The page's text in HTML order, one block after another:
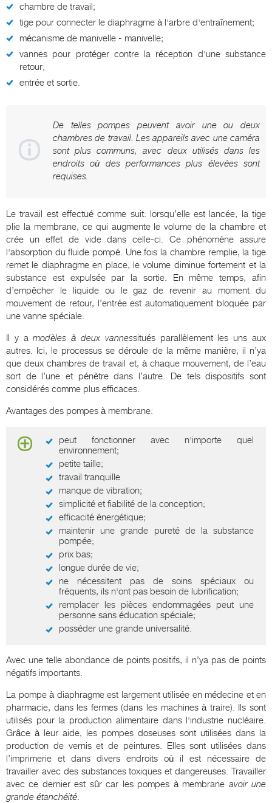
chambre de travail;
tige pour connecter le diaphragme à l'arbre d'entraînement;
mécanisme de manivelle - manivelle;
vannes pour protéger contre la réception d'une substance
retour;
entrée et sortie.
De telles pompes peuvent avoir une ou deux
chambres de travail. Les appareils avec une caméra
sont plus communs, avec deux utilisés dans les
endroits où des performances plus élevées sont
requises.
Le travail est effectué comme suit: lorsqu’elle est lancée, la tige
plie la membrane, ce qui augmente le volume de la chambre et
crée un effet de vide dans celle-ci. Ce phénomène assure
l'absorption du fluide pompé. Une fois la chambre remplie, la tige
remet le diaphragme en place, le volume diminue fortement et la
substance est expulsée par la sortie. En même temps, afin
d’empêcher le liquide ou le gaz de revenir au moment du
mouvement de retour, l’entrée est automatiquement bloquée par
une vanne spéciale.
Il y amodèles à deux vannessitués parallèlement les uns aux
autres. Ici, le processus se déroule de la même manière, il n’ya
que deux chambres de travail et, à chaque mouvement, de l’eau
sort de l’une et pénètre dans l’autre. De tels dispositifs sont
considérés comme plus efficaces.
Avantages des pompes à membrane:
peut fonctionner avec n'importe quel
environnement;
petite taille;
travail tranquille
manque de vibration;
simplicité et fiabilité de la conception;
efficacité énergétique;
maintenir une grande pureté de la substance
pompée;
prix bas;
longue durée de vie;
ne nécessitent pas de soins spéciaux ou
fréquents, ils n'ont pas besoin de lubrification;
remplacer les pièces endommagées peut une
personne sans éducation spéciale;
posséder une grande universalité.
Avec une telle abondance de points positifs, il n’ya pas de points
négatifs importants.
La pompe à diaphragme est largement utilisée en médecine et en
pharmacie, dans les fermes (dans les machines à traire). Ils sont
utilisés pour la production alimentaire dans l'industrie nucléaire.
Grâce à leur aide, les pompes doseuses sont utilisées dans la
production de vernis et de peintures. Elles sont utilisées dans
l’imprimerie et dans divers endroits où il est nécessaire de
travailler avec des substances toxiques et dangereuses. Travailler
avec ce dernier est sûr car les pompes à membrane avoir une
grande étanchéité.